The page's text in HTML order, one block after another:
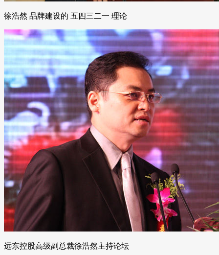
徐浩然 品牌建设的 五四三二一 理论
远东控股高级副总裁徐浩然主持论坛